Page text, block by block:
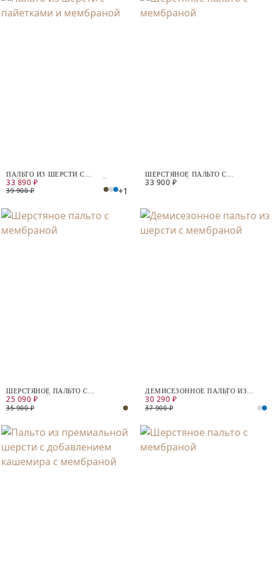
ПАЛЬТО ИЗ ШЕРСТИ С
ПАЙЕТКАМИ И МЕМБРАНОЙ
33 890 ₽
39 900 ₽ +1
ШЕРСТЯНОЕ ПАЛЬТО С
МЕМБРАНОЙ
33 900 ₽
ШЕРСТЯНОЕ ПАЛЬТО С
МЕМБРАНОЙ
25 090 ₽
35 900 ₽
ДЕМИСЕЗОННОЕ ПАЛЬТО ИЗ
ШЕРСТИ С МЕМБРАНОЙ
30 290 ₽
37 900 ₽